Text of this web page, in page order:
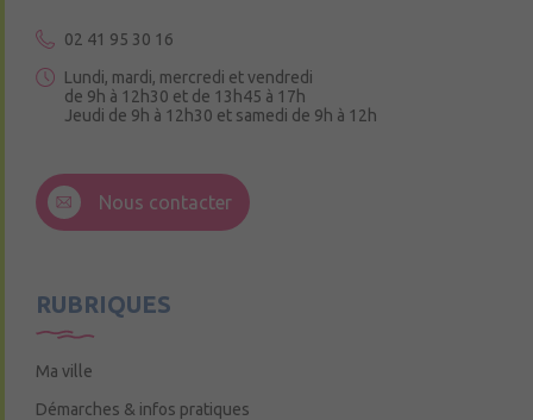
02 41 95 30 16
Lundi, mardi, mercredi et vendredi
de 9h à 12h30 et de 13h45 à 17h
Jeudi de 9h à 12h30 et samedi de 9h à 12h
49220 Andigné
Nous contacter
RUBRIQUES
Ma ville
Démarches & infos pratiques